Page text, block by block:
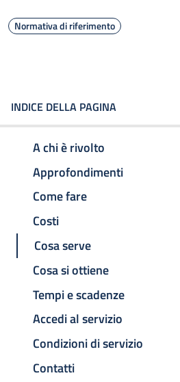
Normativa di riferimento
INDICE DELLA PAGINA
A chi è rivolto
Approfondimenti
Come fare
Costi
Cosa serve
Cosa si ottiene
Tempi e scadenze
Accedi al servizio
Condizioni di servizio
Contatti